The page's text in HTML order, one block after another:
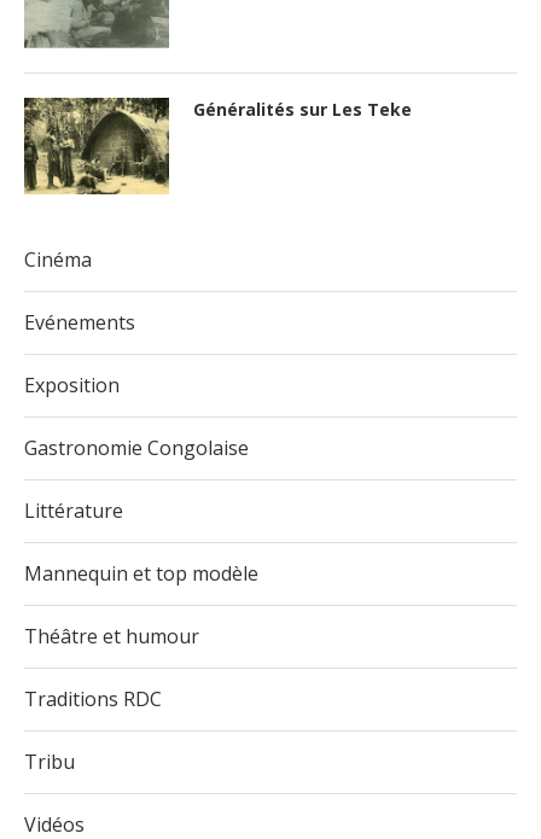
Généralités sur Les Teke
Cinéma
Evénements
Exposition
Gastronomie Congolaise
Littérature
Mannequin et top modèle
Théâtre et humour
Traditions RDC
Tribu
Vidéos